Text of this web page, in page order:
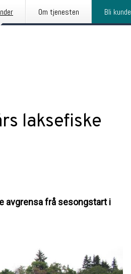
Om tjenesten Bli kunde
laksefiske
avgrensa frå sesongstart i